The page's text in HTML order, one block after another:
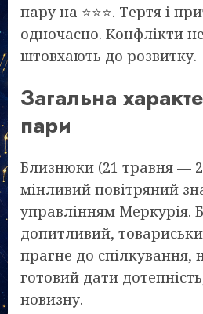
пару на ⭐⭐⭐. Тертя і
одночасно. Конфлікти
штовхають до розвитку.
Загальна
пари
Близнюки (21 травня —
мінливий повітряний
управлінням
допитливий,
прагне до спілкування,
готовий дати
новизну.